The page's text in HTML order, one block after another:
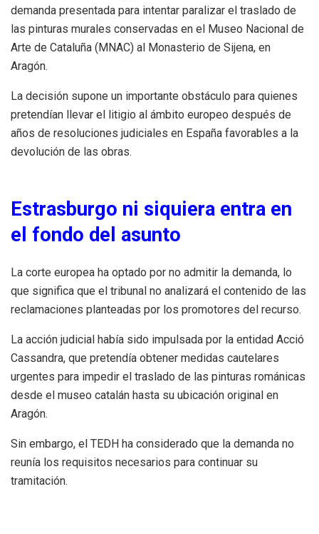
demanda presentada para intentar paralizar el traslado de
las pinturas murales conservadas en el Museo Nacional de
Arte de Cataluña (MNAC) al Monasterio de Sijena, en
Aragón.
La decisión supone un importante obstáculo para quienes
pretendían llevar el litigio al ámbito europeo después de
años de resoluciones judiciales en España favorables a la
devolución de las obras.
Estrasburgo ni siquiera entra en
el fondo del asunto
La corte europea ha optado por no admitir la demanda, lo
que significa que el tribunal no analizará el contenido de las
reclamaciones planteadas por los promotores del recurso.
La acción judicial había sido impulsada por la entidad Acció
Cassandra, que pretendía obtener medidas cautelares
urgentes para impedir el traslado de las pinturas románicas
desde el museo catalán hasta su ubicación original en
Aragón.
Sin embargo, el TEDH ha considerado que la demanda no
reunía los requisitos necesarios para continuar su
tramitación.